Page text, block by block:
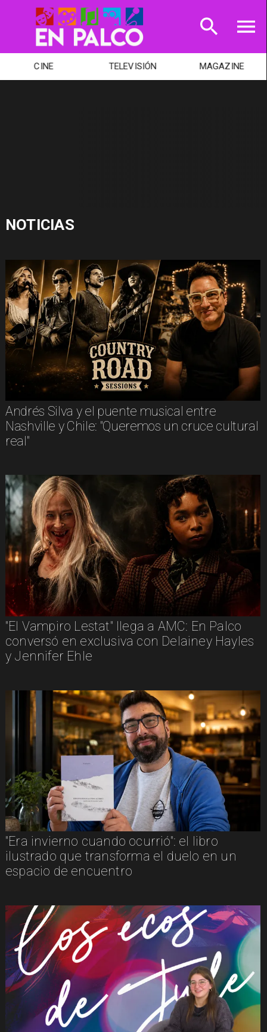
CINE TELEVISIÓN MAGAZINE
NOTICIAS
Andrés Silva y el puente musical entre
Nashville y Chile: "Queremos un cruce cultural
real"
"El Vampiro Lestat" llega a AMC: En Palco
conversó en exclusiva con Delainey Hayles
y Jennifer Ehle
"Era invierno cuando ocurrió": el libro
ilustrado que transforma el duelo en un
espacio de encuentro